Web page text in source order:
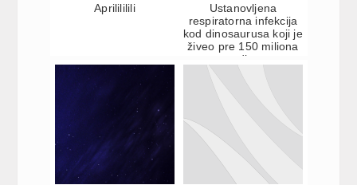
Aprilililili
Ustanovljena
respiratorna infekcija
kod dinosaurusa koji je
živeo pre 150 miliona
godina